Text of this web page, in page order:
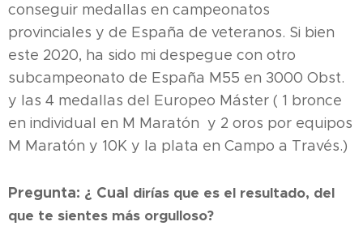
conseguir medallas en campeonatos
provinciales y de España de veteranos. Si bien
este 2020, ha sido mi despegue con otro
subcampeonato de España M55 en 3000 Obst.
y las 4 medallas del Europeo Máster ( 1 bronce
en individual en M Maratón y 2 oros por equipos
M Maratón y 10K y la plata en Campo a Través.)
Pregunta: ¿ Cual dirías que es el resultado, del
que te sientes más orgulloso?